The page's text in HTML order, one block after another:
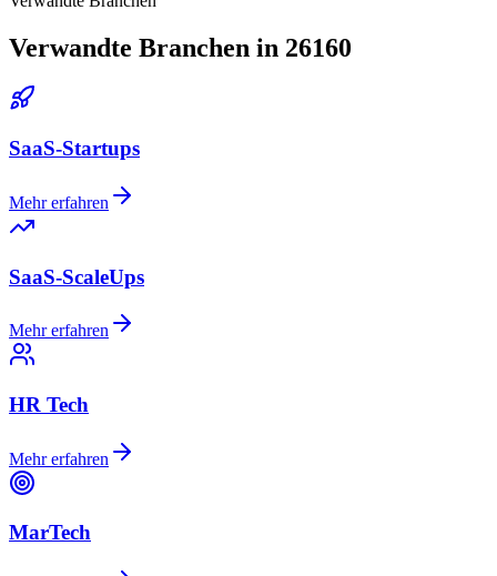
Verwandte Branchen in 26160
SaaS-Startups
Mehr erfahren
SaaS-ScaleUps
Mehr erfahren
HR Tech
Mehr erfahren
MarTech